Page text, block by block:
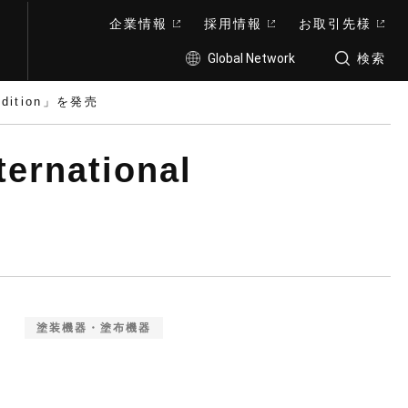
企業情報 採用情報 お取引先様
Global Network 検索
」を発売
塗装機器・塗布機器